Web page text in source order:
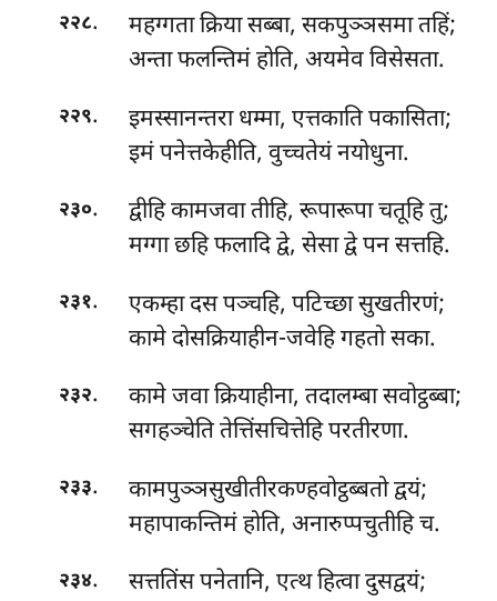
२२८.
महग्गता क्रिया सब्बा, सकपुञ्ञसमा तहिं;
अन्ता फलन्तिमं होति, अयमेव विसेसता.
२२९. इमस्सानन्तराधम्मा, एत्तकाति पकासिता;
इमं पनेत्तकेहीति, वुच्चतेयं नयोधुना.
२३०. द्वीहिकामजवा तीहि, रूपारूपा चतूहि तु;
मग्गा छहि फलादि द्वे, सेसा द्वे पन सत्तहि.
२३१.
एकम्हा दस पञ्चहि, पटिच्छा सुखतीरणं;
कामे दोसक्रियाहीन-जवेहि गहतो सका.
२३२.
कामे जवा क्रियाहीना, तदालम्बा सवोट्ठब्बा;
सगहञ्चेति तेत्तिंसचित्तेहि परतीरणा.
२३३.
कामपुञ्ञसुखीतीरकण्हवोट्ठब्बतो द्वयं;
महापाकन्तिमं होति, अनारुप्पचुतीहि च.
२३४.
सत्ततिंस पनेतानि, एत्थ हित्वा दुसद्वयं;